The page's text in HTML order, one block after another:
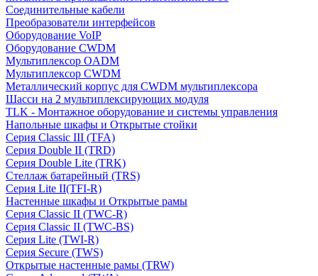
Соединительные кабели
Преобразователи интерфейсов
Оборудование VoIP
Оборудование CWDM
Мультиплекcор OADM
Мультиплексор CWDM
Металлический корпус для CWDM мультиплексора
Шасси на 2 мультиплексирующих модуля
TLK - Монтажное оборудование и системы управления
Напольные шкафы и Открытые стойки
Серия Classic III (TFA)
Серия Double II (TRD)
Серия Double Lite (TRK)
Стеллаж батарейный (TRS)
Серия Lite II(TFI-R)
Настенные шкафы и Открытые рамы
Серия Classic II (TWC-R)
Серия Classic II (TWC-BS)
Серия Lite (TWI-R)
Серия Secure (TWS)
Открытые настенные рамы (TRW)